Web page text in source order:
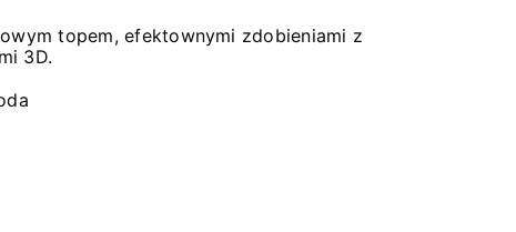
topem, efektownymi zdobieniami z
3D.